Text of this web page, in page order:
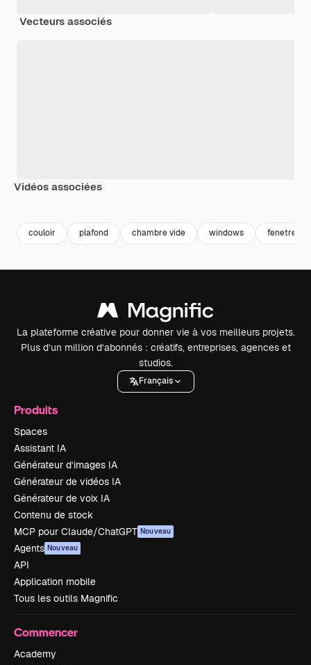
Vecteurs associés
Vidéos associées
couloir plafond chambre vide windows fenetre
La plateforme créative pour donner vie à vos meilleurs projets.
Plus d’un million d’abonnés : créatifs, entreprises, agences et
studios.
Français
Produits
Spaces
Assistant IA
Générateur d’images IA
Générateur de vidéos IA
Générateur de voix IA
Contenu de stock
MCP pour Claude/ChatGPT Nouveau
Agents Nouveau
API
Application mobile
Tous les outils Magnific
Commencer
Academy